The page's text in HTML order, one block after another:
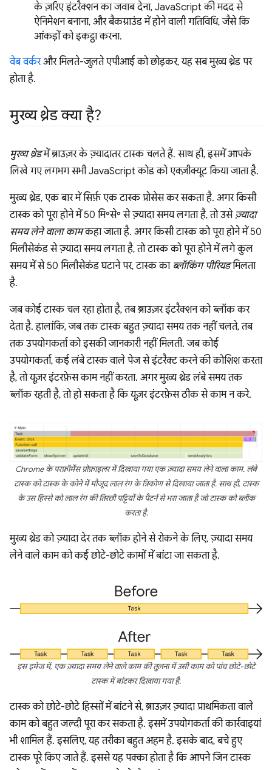
के ज़रिए इंटरैक्शन का जवाब देना, JavaScript की मदद से
ऐनिमेशन बनाना, और बैकग्राउंड में होने वाली गतिविधि, जैसे कि
आंकड़ों को इकट्ठा करना.
वेब वर्करऔर मिलते-जुलते एपीआई को छोड़कर, यह सब मुख्य थ्रेड पर
होता है.
मुख्य थ्रेड क्या है?
मुख्य थ्रेडमें ब्राउज़र के ज़्यादातर टास्क चलते हैं. साथ ही, इसमें आपके
लिखे गए लगभग सभी JavaScript कोड को एक्ज़ीक्यूट किया जाता है.
मुख्य थ्रेड, एक बार में सिर्फ़ एक टास्क प्रोसेस कर सकता है. अगर किसी
टास्क को पूरा होने में 50 मि॰से॰ से ज़्यादा समय लगता है, तो उसे ज़्यादा
समय लेने वाला कामकहा जाता है. अगर किसी टास्क को पूरा होने में 50
मिलीसेकंड से ज़्यादा समय लगता है, तो टास्क को पूरा होने में लगे कुल
समय में से 50 मिलीसेकंड घटाने पर, टास्क का ब्लॉकिंग पीरियडमिलता
है.
जब कोई टास्क चल रहा होता है, तब ब्राउज़र इंटरैक्शन को ब्लॉक कर
देता है. हालांकि, जब तक टास्क बहुत ज़्यादा समय तक नहीं चलते, तब
तक उपयोगकर्ता को इसकी जानकारी नहीं मिलती. जब कोई
उपयोगकर्ता, कई लंबे टास्क वाले पेज से इंटरैक्ट करने की कोशिश करता
है, तो यूज़र इंटरफ़ेस काम नहीं करता. अगर मुख्य थ्रेड लंबे समय तक
ब्लॉक रहती है, तो हो सकता है कि यूज़र इंटरफ़ेस ठीक से काम न करे.
Chrome के परफ़ॉर्मेंस प्रोफ़ाइलर में दिखाया गया एक ज़्यादा समय लेने वाला काम. लंबे
टास्क को टास्क के कोने में मौजूद लाल रंग के त्रिकोण से दिखाया जाता है. साथ ही, टास्क
के उस हिस्से को लाल रंग की तिरछी पट्टियों के पैटर्न से भरा जाता है जो टास्क को ब्लॉक
करता है.
मुख्य थ्रेड को ज़्यादा देर तक ब्लॉक होने से रोकने के लिए, ज़्यादा समय
लेने वाले काम को कई छोटे-छोटे कामों में बांटा जा सकता है.
इस इमेज में, एक ज़्यादा समय लेने वाले काम की तुलना में उसी काम को पांच छोटे-छोटे
टास्क में बांटकर दिखाया गया है.
टास्क को छोटे-छोटे हिस्सों में बांटने से, ब्राउज़र ज़्यादा प्राथमिकता वाले
काम को बहुत जल्दी पूरा कर सकता है. इसमें उपयोगकर्ता की कार्रवाइयां
भी शामिल हैं. इसलिए, यह तरीका बहुत अहम है. इसके बाद, बचे हुए
टास्क पूरे किए जाते हैं. इससे यह पक्का होता है कि आपने जिन टास्क